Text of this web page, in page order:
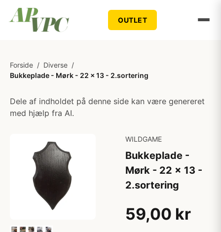
OUTLET
Forside / Diverse /
Bukkeplade - Mørk - 22 x 13 - 2.sortering
Dele af indholdet på denne side kan være genereret
med hjælp fra AI.
WILDGAME
Bukkeplade -
Mørk - 22 x 13 -
2.sortering
59,00 kr